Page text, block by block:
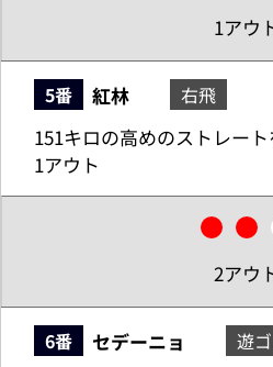
1アウ
5番 紅林 右飛
151キロの高めのストレー
1アウト
2アウ
6番 セデーニョ 遊